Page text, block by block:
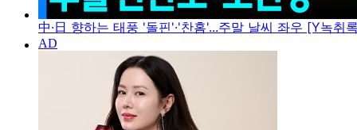
中·日 향하는 태풍 '돌핀'·'찬홈'...주말 날씨 좌우 [Y녹취